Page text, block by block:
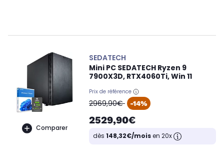
Comparer
SEDATECH
Mini PC SEDATECH Ryzen 9
7900X3D, RTX4060Ti, Win 11
Prix de référence
oldPrice
2969,90€ -14%
2529,90€
dès 148,32€/moisen 20x